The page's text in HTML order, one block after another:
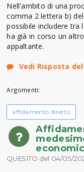
Nell'ambito di una
comma 2 lettera b)
possibile includere tra
ha già in corso un
appaltante.
Vedi Risposta del
Argomenti:
affidamento diretto
QUESITO del 04/05/